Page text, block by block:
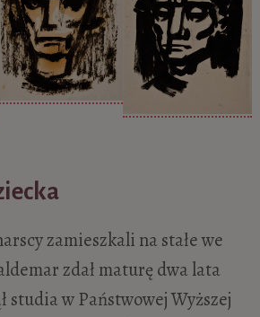
zamieszkali na stałe we
zdał maturę dwa lata
studia w Państwowej Wyższej